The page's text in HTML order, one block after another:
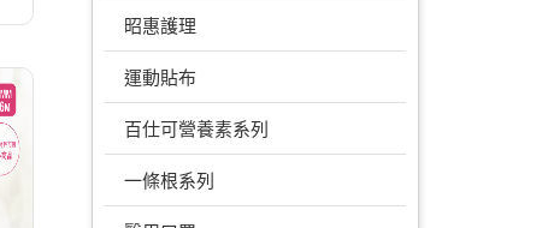
昭惠護理
運動貼布
百仕可營養素系列
一條根系列